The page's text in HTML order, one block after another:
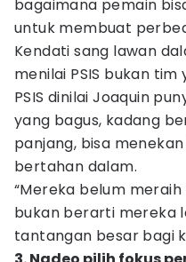
bagaimana pemain
untuk membuat
Kendati sang lawan
menilai PSIS bukan
PSIS dinilai Joaquin
yang bagus, kadang
panjang, bisa
bertahan dalam.
“Mereka belum
bukan berarti mereka
tantangan besar bagi